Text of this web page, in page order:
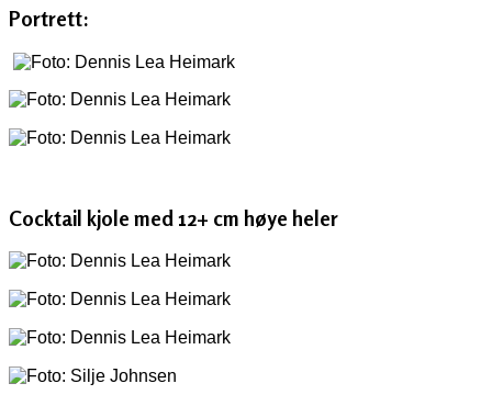
Portrett:
Cocktail kjole med 12+ cm høye heler